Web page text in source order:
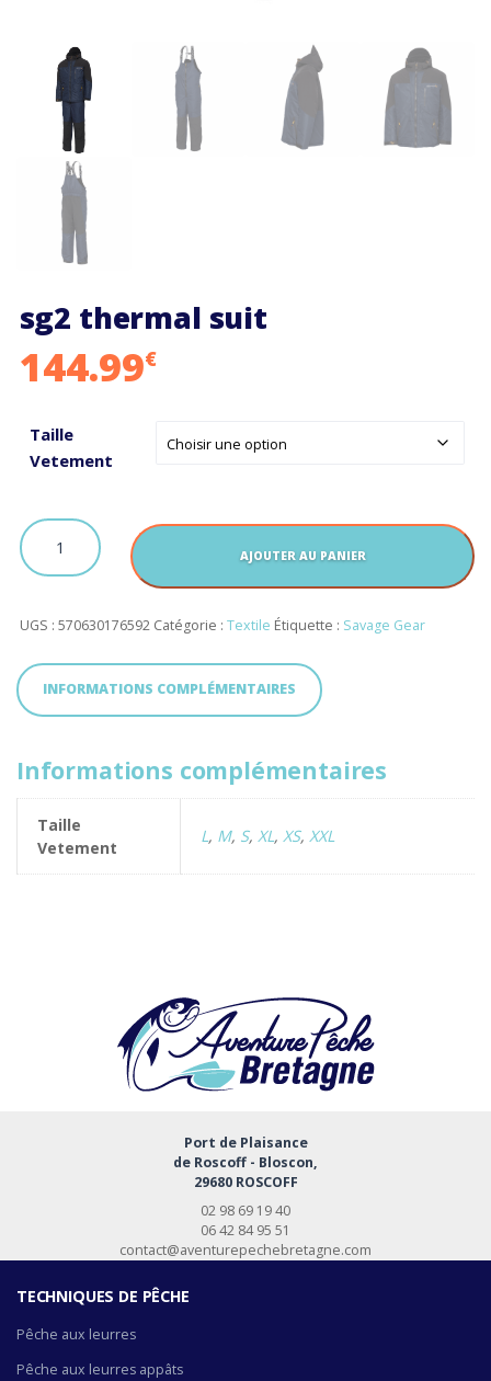
sg2 thermal suit
144.99€
Taille
Vetement
quantité
de
sg2
suit
AJOUTER AU PANIER
UGS : 570630176592 Catégorie : Textile Étiquette : Savage Gear
INFORMATIONS COMPLÉMENTAIRES
Informations complémentaires
Taille
Vetement
L, M, S, XL, XS, XXL
Port de Plaisance
de Roscoff - Bloscon,
29680 ROSCOFF
02 98 69 19 40
06 42 84 95 51
contact@aventurepechebretagne.com
TECHNIQUES DE PÊCHE
Pêche aux leurres
Pêche aux leurres appâts